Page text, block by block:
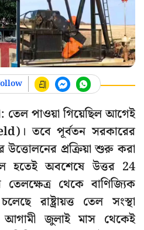
তেল পাওয়া গিয়েছিল আগেই
তবে পূর্বতন সরকারের
প্রক্রিয়া শুরু করা
হতেই অবশেষে উত্তর 24
থেকে বাণিজ্যিক
রাষ্ট্রায়ত্ত তেল সংস্থা
আগামী জুলাই মাস থেকেই